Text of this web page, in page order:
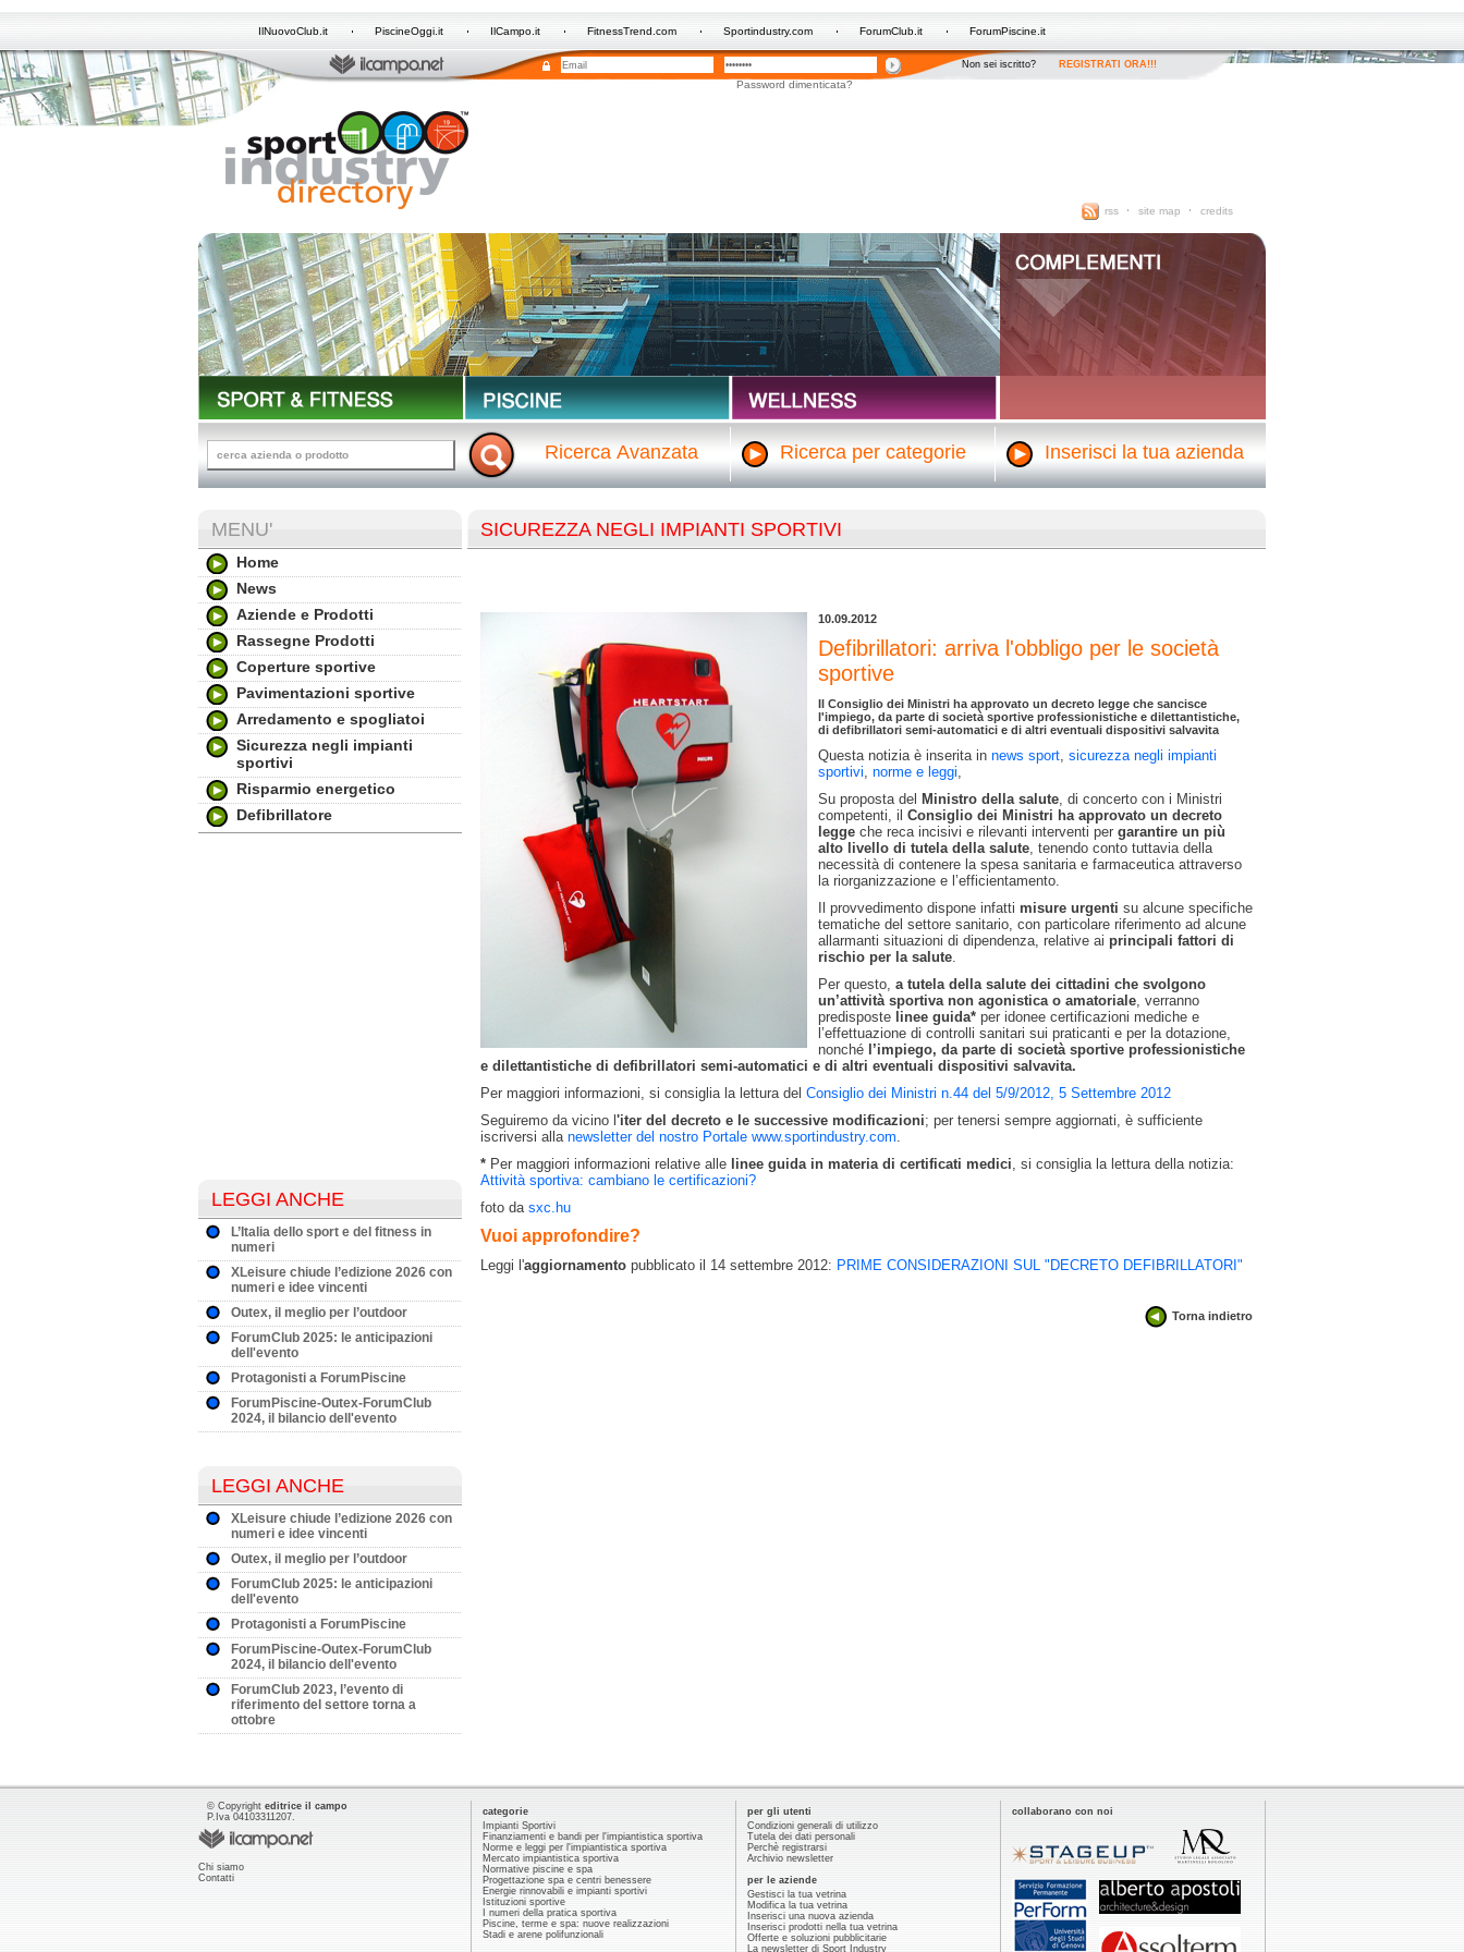
IlNuovoClub.it PiscineOggi.it IlCampo.it FitnessTrend.com Sportindustry.com ForumClub.it ForumPiscine.it
Non sei iscritto? REGISTRATI ORA!!!
Password dimenticata?
rss site map credits
Ricerca Avanzata Ricerca per categorie Inserisci la tua azienda
MENU'
Home
News
Aziende e Prodotti
Rassegne Prodotti
Coperture sportive
Pavimentazioni sportive
Arredamento e spogliatoi
Sicurezza negli impianti
sportivi
Risparmio energetico
Defibrillatore
LEGGI ANCHE
L’Italia dello sport e del fitness in
numeri
XLeisure chiude l’edizione 2026 con
numeri e idee vincenti
Outex, il meglio per l’outdoor
ForumClub 2025: le anticipazioni
dell'evento
Protagonisti a ForumPiscine
ForumPiscine-Outex-ForumClub
2024, il bilancio dell'evento
LEGGI ANCHE
XLeisure chiude l’edizione 2026 con
numeri e idee vincenti
Outex, il meglio per l’outdoor
ForumClub 2025: le anticipazioni
dell'evento
Protagonisti a ForumPiscine
ForumPiscine-Outex-ForumClub
2024, il bilancio dell'evento
ForumClub 2023, l’evento di
riferimento del settore torna a
ottobre
SICUREZZA NEGLI IMPIANTI SPORTIVI
10.09.2012
Defibrillatori: arriva l'obbligo per le società
sportive
Il Consiglio dei Ministri ha approvato un decreto legge che sancisce
l'impiego, da parte di società sportive professionistiche e dilettantistiche,
di defibrillatori semi-automatici e di altri eventuali dispositivi salvavita
Questa notizia è inserita in news sport, sicurezza negli impianti
sportivi, norme e leggi,
Su proposta del Ministro della salute, di concerto con i Ministri
competenti, il Consiglio dei Ministri ha approvato un decreto
legge che reca incisivi e rilevanti interventi per garantire un più
alto livello di tutela della salute, tenendo conto tuttavia della
necessità di contenere la spesa sanitaria e farmaceutica attraverso
la riorganizzazione e l’efficientamento.
Il provvedimento dispone infatti misure urgenti su alcune specifiche
tematiche del settore sanitario, con particolare riferimento ad alcune
allarmanti situazioni di dipendenza, relative ai principali fattori di
rischio per la salute.
Per questo, a tutela della salute dei cittadini che svolgono
un’attività sportiva non agonistica o amatoriale, verranno
predisposte linee guida* per idonee certificazioni mediche e
l’effettuazione di controlli sanitari sui praticanti e per la dotazione,
nonché l’impiego, da parte di società sportive professionistiche
e dilettantistiche di defibrillatori semi-automatici e di altri eventuali dispositivi salvavita.
Per maggiori informazioni, si consiglia la lettura del Consiglio dei Ministri n.44 del 5/9/2012, 5 Settembre 2012
Seguiremo da vicino l 'iter del decreto e le successive modificazioni; per tenersi sempre aggiornati, è sufficiente
iscriversi alla newsletter del nostro Portale www.sportindustry.com.
* Per maggiori informazioni relative alle linee guida in materia di certificati medici, si consiglia la lettura della notizia:
Attività sportiva: cambiano le certificazioni?
foto da sxc.hu
Vuoi approfondire?
Leggi l'aggiornamento pubblicato il 14 settembre 2012: PRIME CONSIDERAZIONI SUL "DECRETO DEFIBRILLATORI"
Torna indietro
© Copyright editrice il campo
P.Iva 04103311207.
Chi siamo
Contatti
categorie
Impianti Sportivi
Finanziamenti e bandi per l'impiantistica sportiva
Norme e leggi per l'impiantistica sportiva
Mercato impiantistica sportiva
Normative piscine e spa
Progettazione spa e centri benessere
Energie rinnovabili e impianti sportivi
Istituzioni sportive
I numeri della pratica sportiva
Piscine, terme e spa: nuove realizzazioni
Stadi e arene polifunzionali
per gli utenti
Condizioni generali di utilizzo
Tutela dei dati personali
Perchè registrarsi
Archivio newsletter
per le aziende
Gestisci la tua vetrina
Modifica la tua vetrina
Inserisci una nuova azienda
Inserisci prodotti nella tua vetrina
Offerte e soluzioni pubblicitarie
La newsletter di Sport Industry
collaborano con noi